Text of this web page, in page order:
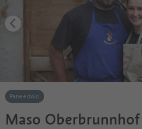
Pane e dolci
Maso Oberbrunnhof